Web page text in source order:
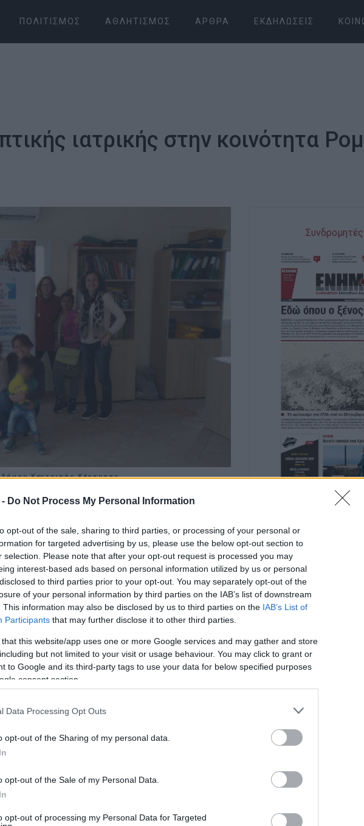
Do Not Process My Personal Information
opt-out of the sale, sharing to third parties, or processing of your personal or
for targeted advertising by us, please use the below opt-out section to
selection. Please note that after your opt-out request is processed you may
interest-based ads based on personal information utilized by us or personal
to third parties prior to your opt-out. You may separately opt-out of the
of your personal information by third parties on the IAB’s list of downstream
This information may also be disclosed by us to third parties on the IAB’s List of
Participants that may further disclose it to other third parties.
that this website/app uses one or more Google services and may gather and store
but not limited to your visit or usage behaviour. You may click to grant or
to Google and its third-party tags to use your data for below specified purposes
consent section.
Data Processing Opt Outs
opt-out of the Sharing of my personal data.
opt-out of the Sale of my Personal Data.
opt-out of processing my Personal Data for Targeted
ΠΟΛΙΤΙΣΜΌΣ ΑΘΛΗΤΙΣΜΌΣ ΆΡΘΡΑ ΕΚΔΗΛΏΣΕΙΣ
ιατρικής στην κοινότητα
Κεντρικής Κέρκυρας
με το Ιατροκοινωνικό
προάσπιση της δημόσιας υγείας και την
με επιτυχία οι δράσεις προληπτικής
συμβολή της ιατρού κ. Αλαμάνου, καθώς και
και κ. Μουζακίτη. Η δράση βασίστηκε στη στενή
Κέντρου Κέρκυρας (πρώην ΠΙΚΠΑ) και του
τον υψηλό επαγγελματισμό και την αφοσίωση του
ευρύτερο πλαίσιο λειτουργίας του Κέντρου
Νήσων. Το έργο «Κέντρο Κοινότητας
με συνέχιση της λειτουργίας του»
Ένωση (Ευρωπαϊκό Κοινωνικό Ταμείο)